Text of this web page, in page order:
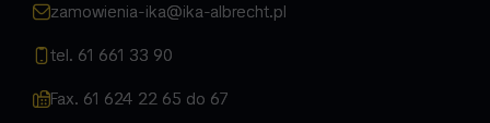
zamowienia-ika@ika-albrecht.pl
tel. 61 661 33 90
Fax. 61 624 22 65 do 67